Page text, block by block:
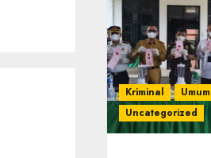
Kriminal
Umum
Uncategorized